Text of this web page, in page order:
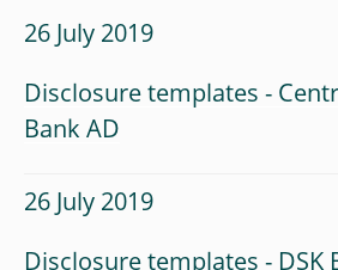
26 July 2019
Disclosure templates -
Bank AD
26 July 2019
Disclosure templates - DSK